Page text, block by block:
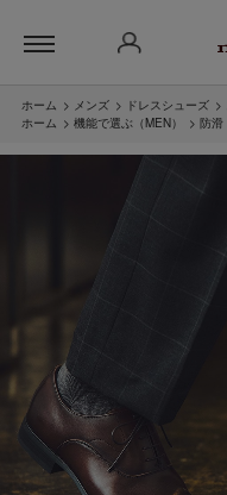
ホーム > メンズ > ドレスシューズ >
ホーム > 機能で選ぶ（MEN） > 防滑